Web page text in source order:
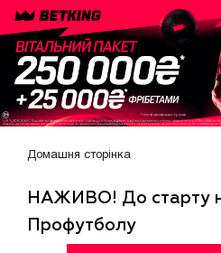
Домашня сторінка
НАЖИВО! До старту
Профутболу